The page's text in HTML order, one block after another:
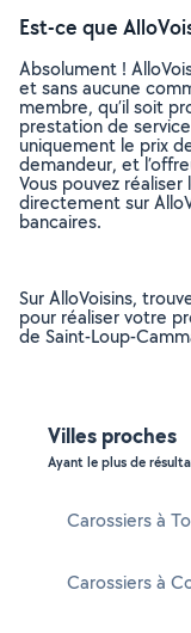
Est-ce que
Absolument !
et sans aucune
membre, qu’il soit
prestation de
uniquement le prix
demandeur, et
Vous pouvez
directement sur
bancaires.
Sur AlloVoisins,
pour réaliser votre
de Saint-Loup-
Villes proches
Ayant le plus de
Carossiers à
Carossiers à